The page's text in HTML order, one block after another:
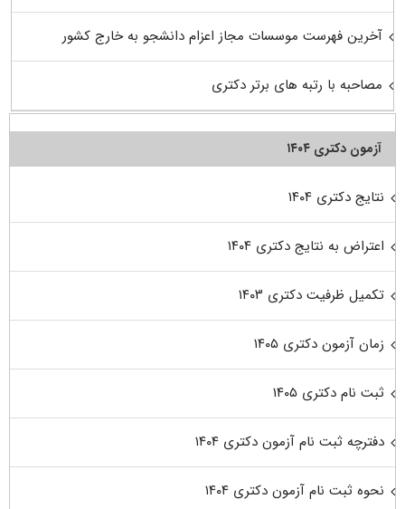
آخرین فهرست موسسات مجاز اعزام دانشجو به خارج کشور
مصاحبه با رتبه های برتر دکتری
آزمون دکتری ۱۴۰۴
نتایج دکتری ۱۴۰۴
اعتراض به نتایج دکتری ۱۴۰۴
تکمیل ظرفیت دکتری ۱۴۰۳
زمان آزمون دکتری ۱۴۰۵
ثبت نام دکتری ۱۴۰۵
دفترچه ثبت نام آزمون دکتری ۱۴۰۴
نحوه ثبت نام آزمون دکتری ۱۴۰۴